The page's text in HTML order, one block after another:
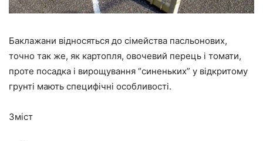
Баклажани відносяться до сімейства пасльонових,
точно так же, як картопля, овочевий перець і томати,
проте посадка і вирощування “синеньких” у відкритому
грунті мають специфічні особливості.
Зміст